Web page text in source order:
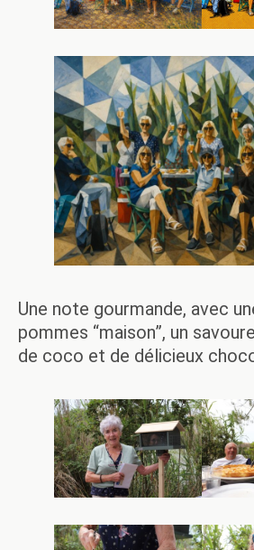
Une note gourmande, avec
pommes “maison”, un
de coco et de délicieux